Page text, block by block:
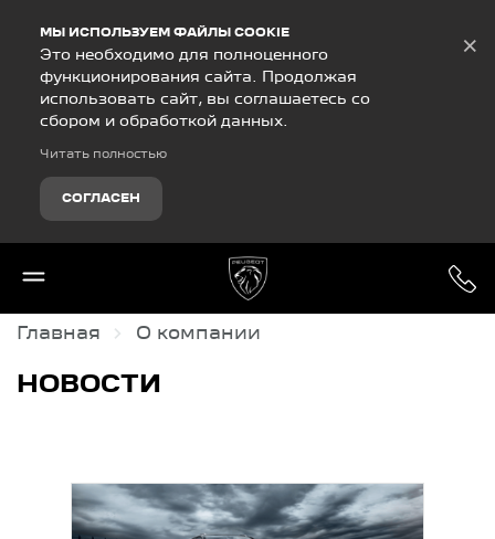
МЫ ИСПОЛЬЗУЕМ ФАЙЛЫ COOKIE
Это необходимо для полноценного
функционирования сайта. Продолжая
использовать сайт, вы соглашаетесь со
сбором и обработкой данных.
Читать полностью
СОГЛАСЕН
×
Главная О компании
НОВОСТИ